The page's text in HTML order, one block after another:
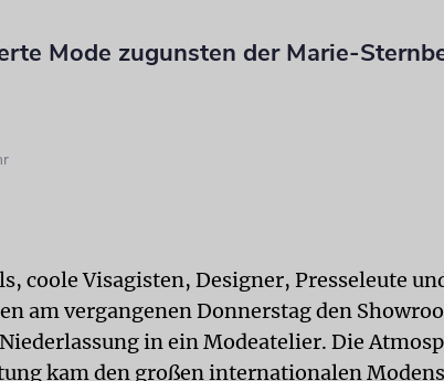
Mode zugunsten der Marie-
coole Visagisten, Designer, Presseleute
am vergangenen Donnerstag den
in ein Modeatelier. Die
kam den großen internationalen